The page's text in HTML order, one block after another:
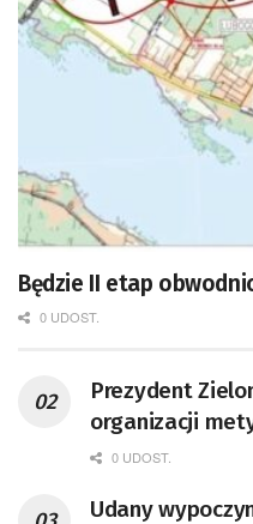
Będzie II etap
0 UDOST.
Prezydent
organizacji
0 UDOST.
Udany